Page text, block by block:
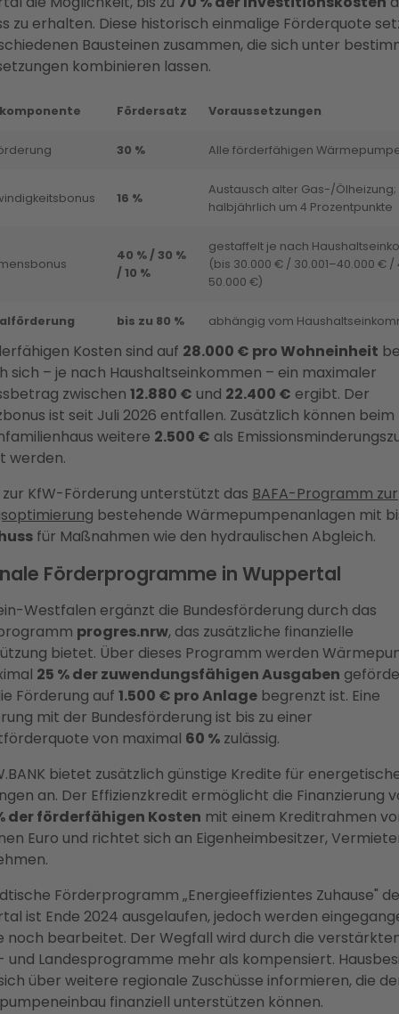
zu erhalten. Diese historisch einmalige Förderquote
Bausteinen zusammen, die sich unter
kombinieren lassen.
Fördersatz Voraussetzungen
30 % Alle förderfähigen
16 %
Austausch alter Gas-/Ölheizung;
halbjährlich um 4 Prozentpunkte
40 % / 30 %
/ 10 %
gestaffelt je nach
(bis 30.000 € / 30.001–40.000 € /
50.000 €)
bis zu 80 % abhängig vom
Kosten sind auf 28.000 € pro Wohneinheit
sich – je nach Haushaltseinkommen – ein maximaler
zwischen 12.880 € und 22.400 € ergibt. Der
ist seit Juli 2026 entfallen. Zusätzlich können beim
weitere 2.500 € als
werden.
KfW-Förderung unterstützt das BAFA-Programm zur
bestehende Wärmepumpenanlagen mit
für Maßnahmen wie den hydraulischen Abgleich.
Förderprogramme in Wuppertal
Westfalen ergänzt die Bundesförderung durch das
progres.nrw, das zusätzliche finanzielle
bietet. Über dieses Programm werden
25 % der zuwendungsfähigen Ausgaben
Förderung auf 1.500 € pro Anlage begrenzt ist. Eine
mit der Bundesförderung ist bis zu einer
von maximal 60 % zulässig.
bietet zusätzlich günstige Kredite für
an. Der Effizienzkredit ermöglicht die Finanzierung
der förderfähigen Kosten mit einem Kreditrahmen
Euro und richtet sich an Eigenheimbesitzer,
Förderprogramm „Energieeffizientes Zuhause"
ist Ende 2024 ausgelaufen, jedoch werden
noch bearbeitet. Der Wegfall wird durch die
und Landesprogramme mehr als kompensiert.
über weitere regionale Zuschüsse informieren, die
finanziell unterstützen können.